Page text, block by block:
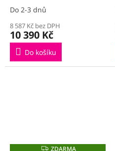
Do 2-3 dnů
8 587 Kč bez DPH
10 390 Kč
Do košíku
ZZDARMA